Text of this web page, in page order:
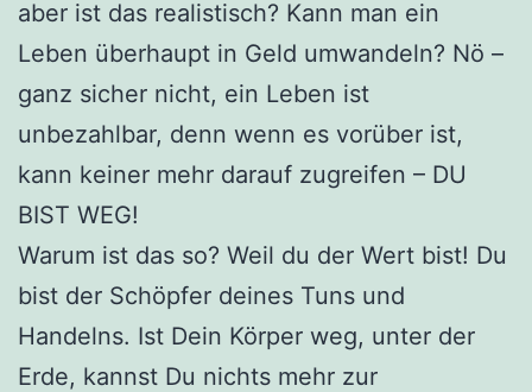
aber ist das realistisch? Kann man ein
Leben überhaupt in Geld umwandeln? Nö –
ganz sicher nicht, ein Leben ist
unbezahlbar, denn wenn es vorüber ist,
kann keiner mehr darauf zugreifen – DU
BIST WEG!
Warum ist das so? Weil du der Wert bist! Du
bist der Schöpfer deines Tuns und
Handelns. Ist Dein Körper weg, unter der
Erde, kannst Du nichts mehr zur